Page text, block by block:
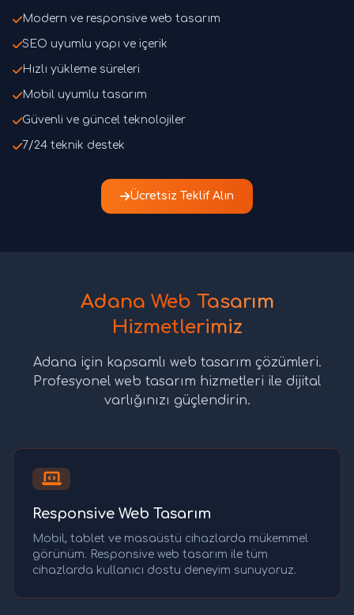
Modern ve responsive web tasarım
SEO uyumlu yapı ve içerik
Hızlı yükleme süreleri
Mobil uyumlu tasarım
Güvenli ve güncel teknolojiler
7/24 teknik destek
Ücretsiz Teklif Alın
Adana Web Tasarım
Hizmetlerimiz
Adana için kapsamlı web tasarım çözümleri.
Profesyonel web tasarım hizmetleri ile dijital
varlığınızı güçlendirin.
Responsive Web Tasarım
Mobil, tablet ve masaüstü cihazlarda mükemmel
görünüm. Responsive web tasarım ile tüm
cihazlarda kullanıcı dostu deneyim sunuyoruz.